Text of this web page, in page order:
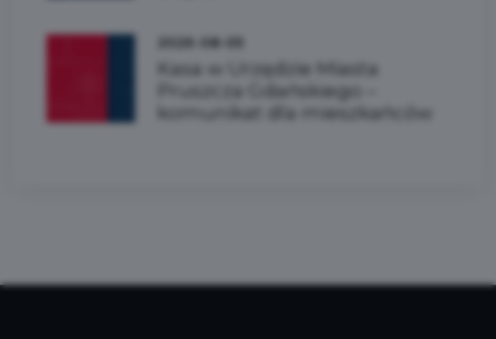
2026-08-05
Kasa w Urzędzie Miasta
Pruszcza Gdańskiego –
komunikat dla mieszkańców